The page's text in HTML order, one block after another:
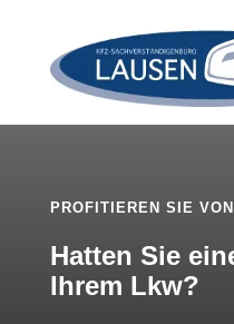
PROFITIEREN SIE
Hatten Sie
Ihrem Lkw?